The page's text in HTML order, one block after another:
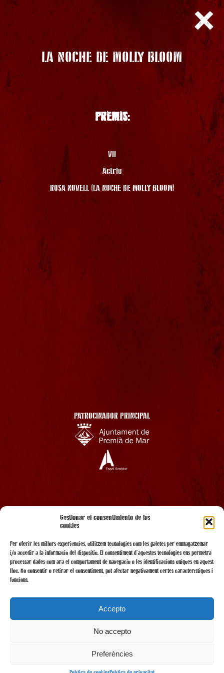
Gestionar el consentimiento de las
cookies
Per oferir les millors experiències, utilitzem tecnologies com les galetes per emmagatzemar
i/o accedir a la informació del dispositiu. El consentiment d'aquestes tecnologies ens permetrà
processar dades com ara el comportament de navegació o les identificacions úniques en aquest
lloc. No consentir o retirar el consentiment, pot afectar negativament certes característiques i
funcions.
Accepto
No accepto
Preferències
LA NOCHE DE MOLLY BLOOM
PREMIS:
VII
Actriu
ROSA NOVELL (LA NOCHE DE MOLLY BLOOM)
PATROCINADOR PRINCIPAL
AMB EL SUPORT
AMB LA COL·LABORACIÓ